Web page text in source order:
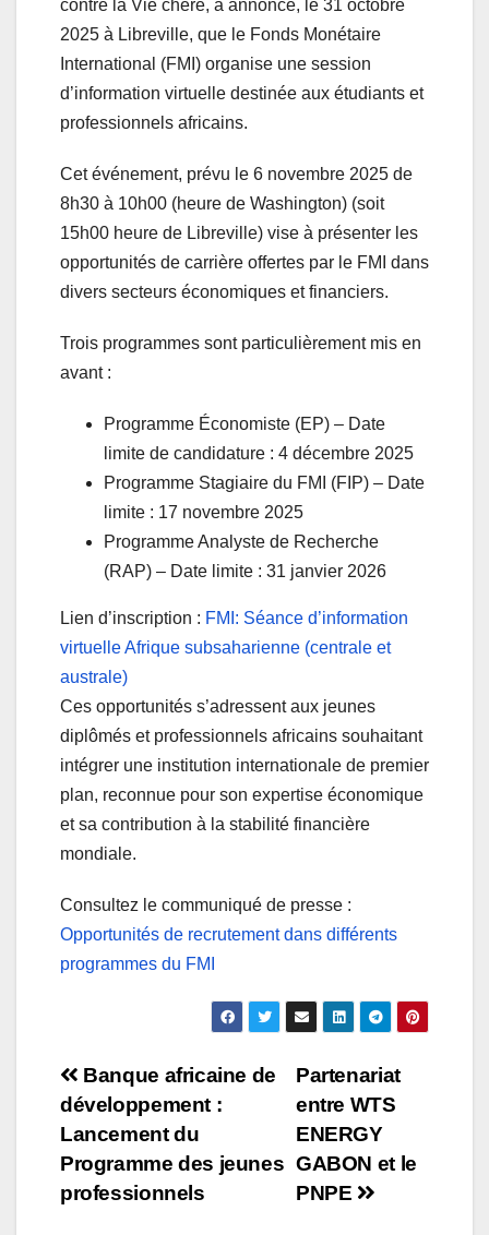
contre la Vie chère, a annoncé, le 31 octobre
2025 à Libreville, que le Fonds Monétaire
International (FMI) organise une session
d’information virtuelle destinée aux étudiants et
professionnels africains.
Cet événement, prévu le 6 novembre 2025 de
8h30 à 10h00 (heure de Washington) (soit
15h00 heure de Libreville) vise à présenter les
opportunités de carrière offertes par le FMI dans
divers secteurs économiques et financiers.
Trois programmes sont particulièrement mis en
avant :
Programme Économiste (EP) – Date
limite de candidature : 4 décembre 2025
Programme Stagiaire du FMI (FIP) – Date
limite : 17 novembre 2025
Programme Analyste de Recherche
(RAP) – Date limite : 31 janvier 2026
Lien d’inscription : FMI: Séance d’information
virtuelle Afrique subsaharienne (centrale et
australe)
Ces opportunités s’adressent aux jeunes
diplômés et professionnels africains souhaitant
intégrer une institution internationale de premier
plan, reconnue pour son expertise économique
et sa contribution à la stabilité financière
mondiale.
Consultez le communiqué de presse :
Opportunités de recrutement dans différents
programmes du FMI
Partenariat
entre WTS
ENERGY
GABON et le
PNPE
Banque africaine de
développement :
Lancement du
Programme des jeunes
professionnels